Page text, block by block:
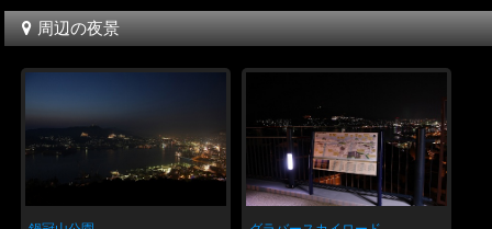
周辺の夜景